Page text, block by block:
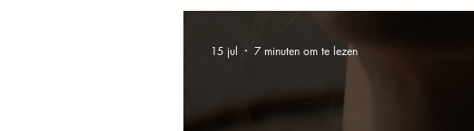
15 jul 7 minuten om te lezen